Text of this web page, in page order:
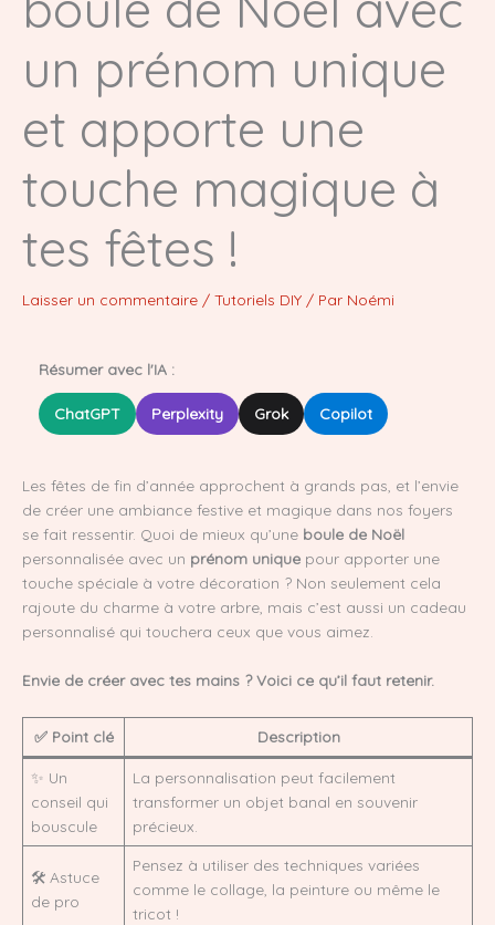
un prénom unique
et apporte une
touche magique à
tes fêtes !
Laisser un commentaire / Tutoriels DIY / Par Noémi
Résumer avec l'IA :
ChatGPT Perplexity Grok Copilot
Les fêtes de fin d’année approchent à grands pas, et l’envie
de créer une ambiance festive et magique dans nos foyers
se fait ressentir. Quoi de mieux qu’une boule de Noël
personnalisée avec un prénom unique pour apporter une
touche spéciale à votre décoration ? Non seulement cela
rajoute du charme à votre arbre, mais c’est aussi un cadeau
personnalisé qui touchera ceux que vous aimez.
Envie de créer avec tes mains ? Voici ce qu’il faut retenir.
✅ Point clé Description
✨ Un
conseil qui
bouscule
La personnalisation peut facilement
transformer un objet banal en souvenir
précieux.
🛠️ Astuce
de pro
Pensez à utiliser des techniques variées
comme le collage, la peinture ou même le
tricot !